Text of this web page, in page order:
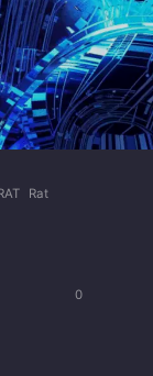
Rat
0